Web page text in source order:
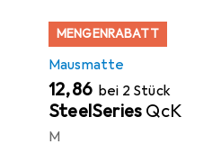
MENGENRABATT
Mausmatte
EUR
12,86 bei 2 Stück
SteelSeries QcK
M